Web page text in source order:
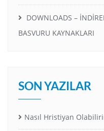
DOWNLOADS –
BASVURU KAYNAKLARI
SON YAZILAR
Nasıl Hristiyan